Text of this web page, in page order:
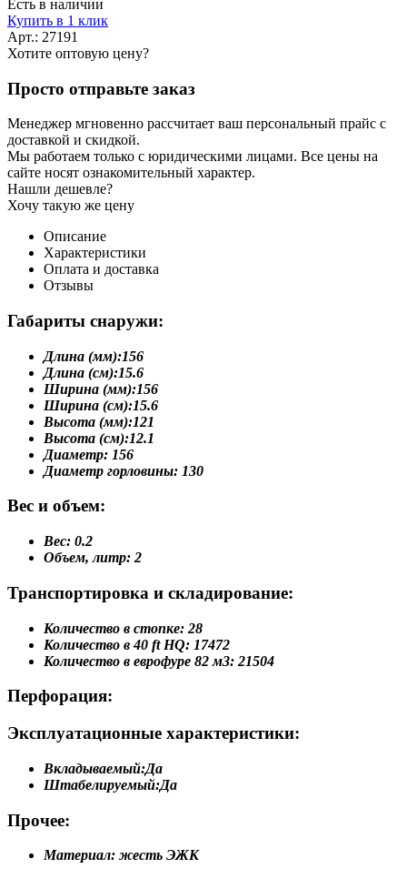
Есть в наличии
Купить в 1 клик
Арт.: 27191
Хотите оптовую цену?
Просто отправьте заказ
Менеджер мгновенно рассчитает ваш персональный прайс с
доставкой и скидкой.
Мы работаем только с юридическими лицами. Все цены на
сайте носят ознакомительный характер.
Нашли дешевле?
Хочу такую же цену
Описание
Характеристики
Оплата и доставка
Отзывы
Габариты снаружи:
Длина (мм):156
Длина (см):15.6
Ширина (мм):156
Ширина (см):15.6
Высота (мм):121
Высота (см):12.1
Диаметр: 156
Диаметр горловины: 130
Вес и объем:
Вес: 0.2
Объем, литр: 2
Транспортировка и складирование:
Количество в стопке: 28
Количество в 40 ft HQ: 17472
Количество в еврофуре 82 м3: 21504
Перфорация:
Эксплуатационные характеристики:
Вкладываемый:Да
Штабелируемый:Да
Прочее:
Материал: жесть ЭЖК